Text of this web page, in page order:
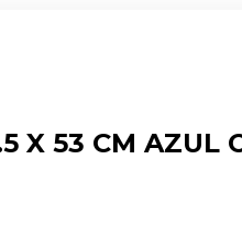
X 53 CM AZUL